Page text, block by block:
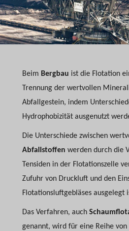
Beim Bergbau ist die Flotation
Trennung der wertvollen
Abfallgestein, indem
Hydrophobizität ausgenutzt
Die Unterschiede zwischen
Abfallstoffen werden durch die
Tensiden in der Flotationszelle
Zufuhr von Druckluft und den
Flotationsluftgebläses ausgelegt
Das Verfahren, auch
genannt, wird für eine Reihe